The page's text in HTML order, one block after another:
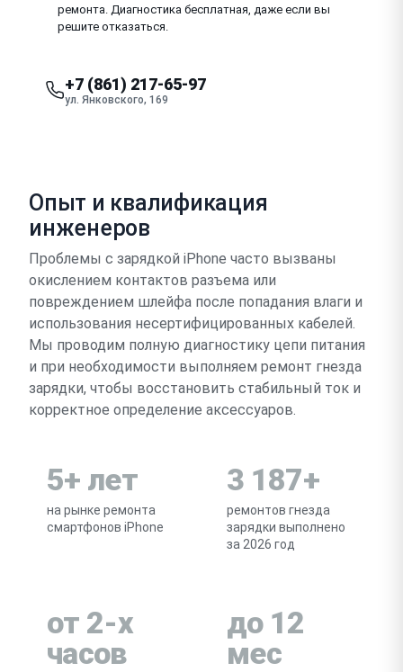
ремонта. Диагностика бесплатная, даже если вы
решите отказаться.
+7 (861) 217-65-97
ул. Янковского, 169
Опыт и квалификация
инженеров
Проблемы с зарядкой iPhone часто вызваны
окислением контактов разъема или
повреждением шлейфа после попадания влаги и
использования несертифицированных кабелей.
Мы проводим полную диагностику цепи питания
и при необходимости выполняем ремонт гнезда
зарядки, чтобы восстановить стабильный ток и
корректное определение аксессуаров.
5+ лет
на рынке ремонта
смартфонов iPhone
3 187+
ремонтов гнезда
зарядки выполнено
за 2026 год
от 2-х
часов
до 12
мес